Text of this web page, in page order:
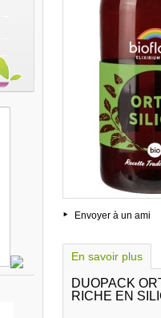
Envoyer à un ami
En savoir plus
DUOPACK
RICHE EN